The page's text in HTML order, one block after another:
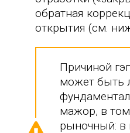
обратная
открытия (см.
Причиной
может быть
мажор, в
рыночный: в